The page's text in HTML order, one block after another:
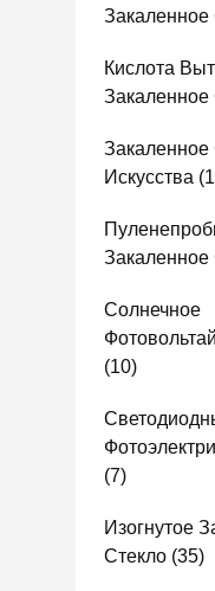
Закаленное
Кислота
Закаленное
Закаленное
Искусства
Закаленное
Солнечное
(10)
(7)
Изогнутое
Стекло (35)